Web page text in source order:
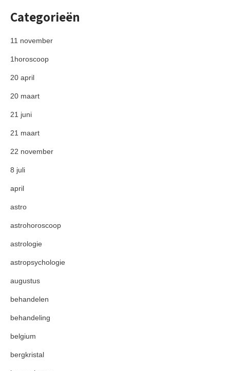
Categorieën
11 november
1horoscoop
20 april
20 maart
21 juni
21 maart
22 november
8 juli
april
astro
astrohoroscoop
astrologie
astropsychologie
augustus
behandelen
behandeling
belgium
bergkristal